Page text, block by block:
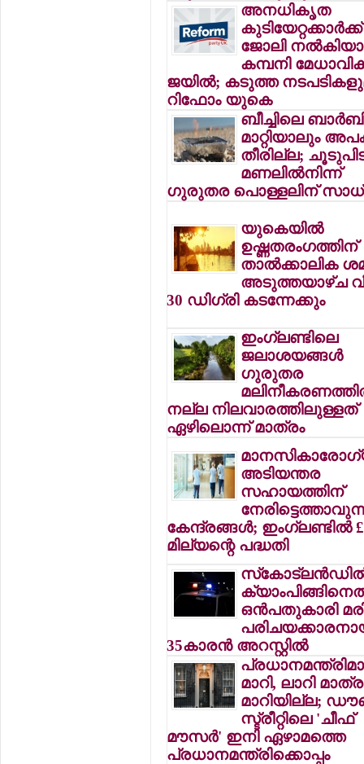
അനധികൃത
കുടിയേറ്റക്കാര്‍ക്ക്
ജോലി
കമ്പനി
ജയില്‍; കടുത്ത
റിഫോം യുകെ
ബീച്ചിലെ
മാറ്റിയാലും
തീരില്ല;
മണലില്‍നിന്ന്
ഗുരുതര പൊള്ളലിന്
യുകെയില്‍
ഉഷ്ണതരംഗത്തിന്
താല്‍ക്കാലിക
അടുത്തയാഴ്ച
30 ഡിഗ്രി കടന്നേക്കും
ഇംഗ്ലണ്ടിലെ
ജലാശയങ്ങള്‍
ഗുരുതര
നല്ല നിലവാരത്തിലുള്ളത്
ഏഴിലൊന്ന് മാത്രം
അടിയന്തര
സഹായത്തിന്
കേന്ദ്രങ്ങള്‍; ഇംഗ്ലണ്ടില്‍
മില്യന്റെ പദ്ധതി
ഒന്‍പതുകാരി
35കാരന്‍ അറസ്റ്റില്‍
മാറി, ലാറി
മാറിയില്ല;
സ്ട്രീറ്റിലെ 'ചീഫ്
മൗസര്‍' ഇനി ഏഴാമത്തെ
പ്രധാനമന്ത്രിക്കൊപ്പം